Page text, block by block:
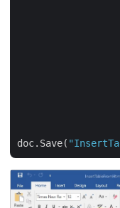
doc.Save(